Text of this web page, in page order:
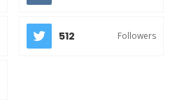
512 Followers